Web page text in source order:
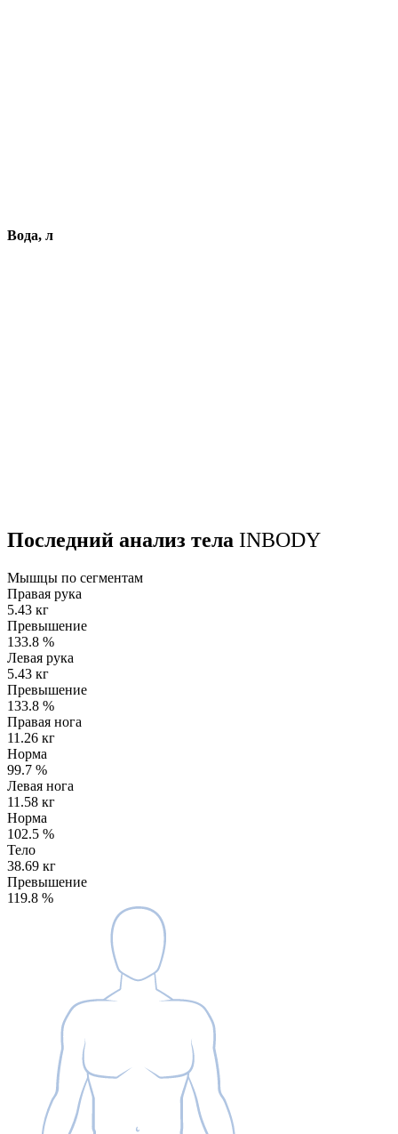
Вода, л
Последний анализ тела INBODY
Мышцы по сегментам
Правая рука
5.43 кг
Превышение
133.8 %
Левая рука
5.43 кг
Превышение
133.8 %
Правая нога
11.26 кг
Норма
99.7 %
Левая нога
11.58 кг
Норма
102.5 %
Тело
38.69 кг
Превышение
119.8 %